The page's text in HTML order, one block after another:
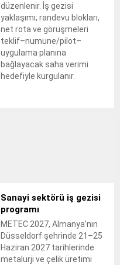
düzenlenir. İş gezisi
yaklaşımı; randevu blokları,
net rota ve görüşmeleri
teklif–numune/pilot–
uygulama planına
bağlayacak saha verimi
hedefiyle kurgulanır.
Sanayi sektörü iş gezisi
programı
METEC 2027, Almanya’nın
Düsseldorf şehrinde 21–25
Haziran 2027 tarihlerinde
metalurji ve çelik üretimi